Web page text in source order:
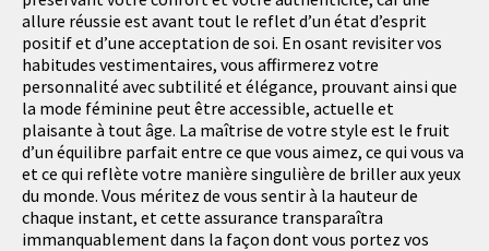
allure réussie est avant tout le reflet d’un état d’esprit
positif et d’une acceptation de soi. En osant revisiter vos
habitudes vestimentaires, vous affirmerez votre
personnalité avec subtilité et élégance, prouvant ainsi que
la mode féminine peut être accessible, actuelle et
plaisante à tout âge. La maîtrise de votre style est le fruit
d’un équilibre parfait entre ce que vous aimez, ce qui vous va
et ce qui reflète votre manière singulière de briller aux yeux
du monde. Vous méritez de vous sentir à la hauteur de
chaque instant, et cette assurance transparaîtra
immanquablement dans la façon dont vous portez vos